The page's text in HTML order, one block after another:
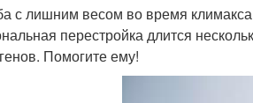
с лишним весом во время
перестройка длится
Помогите ему!